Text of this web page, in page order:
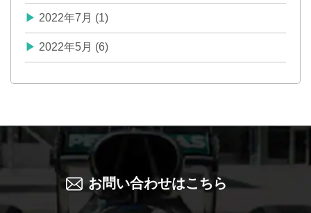
2022年7月 (1)
2022年5月 (6)
お問い合わせはこちら